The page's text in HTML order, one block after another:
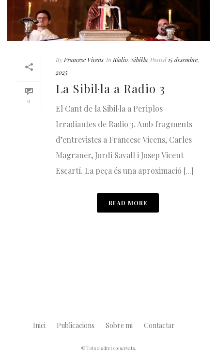
0
By Francesc Vicens In Ràdio, Sibil·la Posted 15 desembre,
2025
La Sibil·la a Radio 3
El Cant de la Sibil·la a Periplos
Irradiantes de Radio 3. Amb fragments
d’entrevistes a Francesc Vicens, Carles
Magraner, Jordi Savall i Josep Vicent
Escartí. La peça és una aproximació [...]
READ MORE
Inici Publicacions Sobre mi Contactar
© Tots els drets reservats.